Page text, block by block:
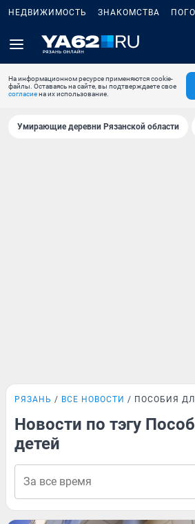
НЕДВИЖИМОСТЬ ЗНАКОМСТВА
На информационном ресурсе применяются cookie-
файлы. Оставаясь на сайте, вы подтверждаете свое
согласиена их использование.
Умирающие деревни Рязанской области
РЯЗАНЬ ВСЕ НОВОСТИ ПОСОБИЯ
Новости по тэгу
детей